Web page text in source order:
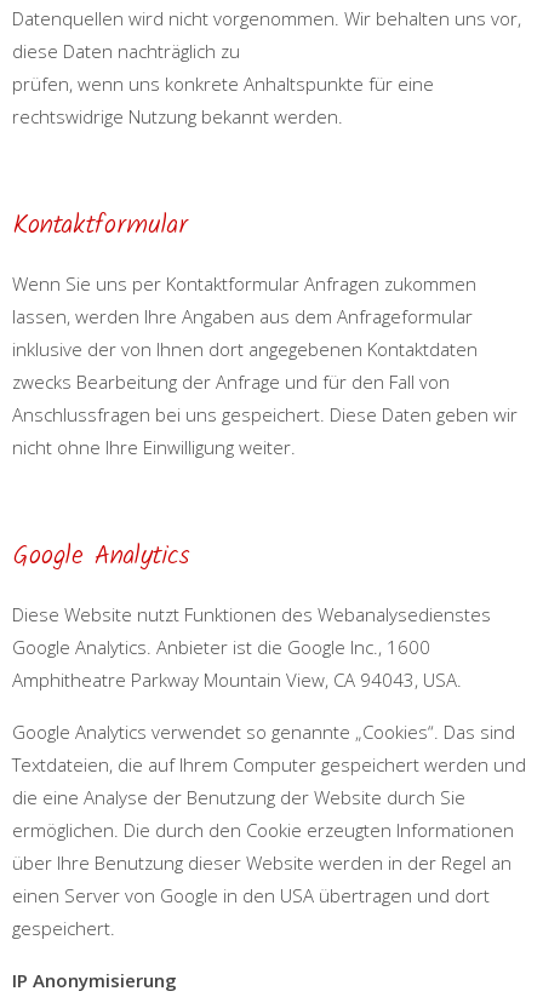
Datenquellen wird nicht vorgenommen. Wir behalten uns vor,
diese Daten nachträglich zu
prüfen, wenn uns konkrete Anhaltspunkte für eine
rechtswidrige Nutzung bekannt werden.
Kontaktformular
Wenn Sie uns per Kontaktformular Anfragen zukommen
lassen, werden Ihre Angaben aus dem Anfrageformular
inklusive der von Ihnen dort angegebenen Kontaktdaten
zwecks Bearbeitung der Anfrage und für den Fall von
Anschlussfragen bei uns gespeichert. Diese Daten geben wir
nicht ohne Ihre Einwilligung weiter.
Google Analytics
Diese Website nutzt Funktionen des Webanalysedienstes
Google Analytics. Anbieter ist die Google Inc., 1600
Amphitheatre Parkway Mountain View, CA 94043, USA.
Google Analytics verwendet so genannte „Cookies“. Das sind
Textdateien, die auf Ihrem Computer gespeichert werden und
die eine Analyse der Benutzung der Website durch Sie
ermöglichen. Die durch den Cookie erzeugten Informationen
über Ihre Benutzung dieser Website werden in der Regel an
einen Server von Google in den USA übertragen und dort
gespeichert.
IP Anonymisierung